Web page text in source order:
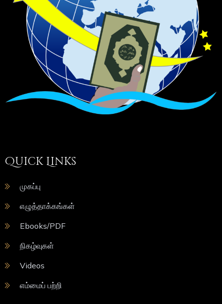
Quick Links
முகப்பு
எழுத்தாக்கங்கள்
Ebooks/PDF
நிகழ்வுகள்
Videos
எம்மைப் பற்றி